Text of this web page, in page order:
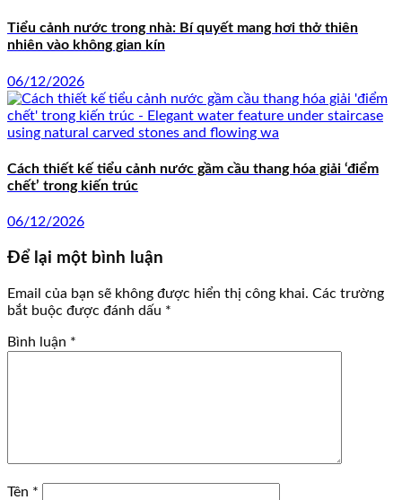
Tiểu cảnh nước trong nhà: Bí quyết mang hơi thở thiên
nhiên vào không gian kín
06/12/2026
Cách thiết kế tiểu cảnh nước gầm cầu thang hóa giải ‘điểm
chết’ trong kiến trúc
06/12/2026
Để lại một bình luận
Email của bạn sẽ không được hiển thị công khai. Các trường
bắt buộc được đánh dấu *
Bình luận *
Tên *